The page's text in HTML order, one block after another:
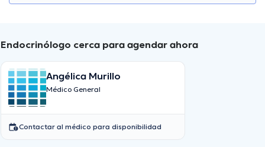
Endocrinólogo cerca para agendar ahora
Angélica Murillo
Médico General
Contactar al médico para disponibilidad